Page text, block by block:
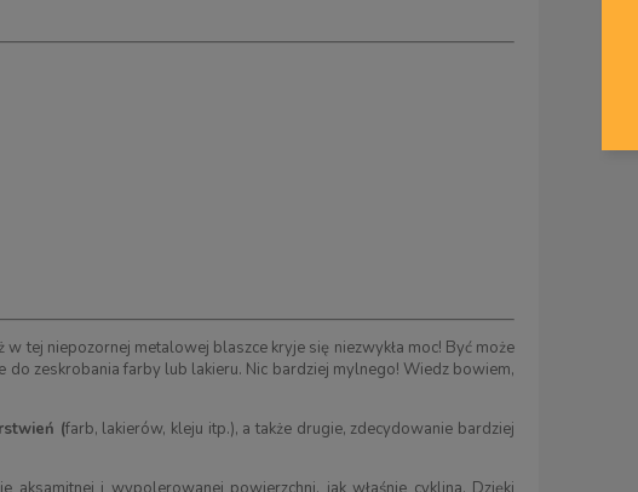
tej niepozornej metalowej blaszce kryje się niezwykła moc! Być może
do zeskrobania farby lub lakieru. Nic bardziej mylnego! Wiedz bowiem,
(farb, lakierów, kleju itp.), a także drugie, zdecydowanie bardziej